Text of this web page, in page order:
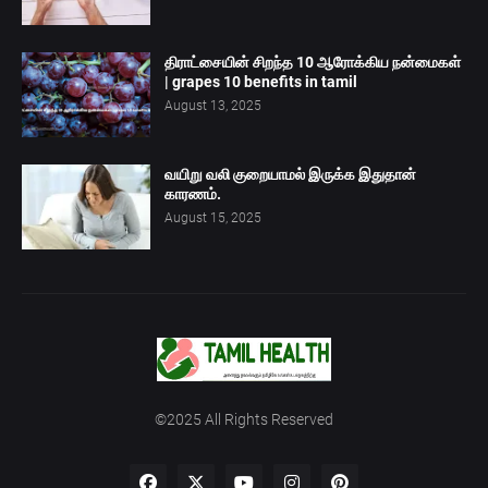
திராட்சையின் சிறந்த 10 ஆரோக்கிய நன்மைகள்
| grapes 10 benefits in tamil
August 13, 2025
வயிறு வலி குறையாமல் இருக்க இதுதான்
காரணம்.
August 15, 2025
©2025 All Rights Reserved